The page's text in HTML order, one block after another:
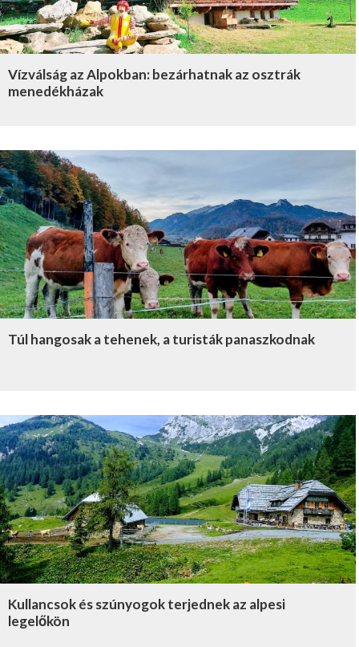
Vízválság az Alpokban: bezárhatnak az osztrák
menedékházak
Túl hangosak a tehenek, a turisták panaszkodnak
Kullancsok és szúnyogok terjednek az alpesi
legelőkön